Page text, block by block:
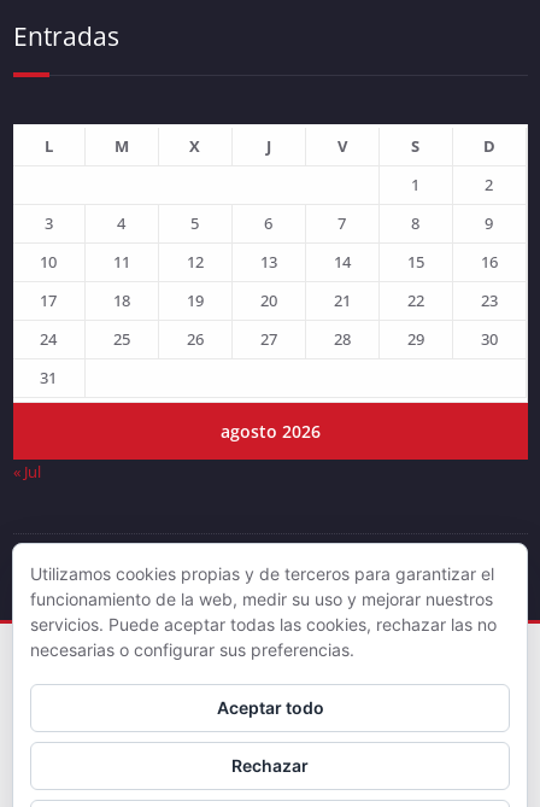
Entradas
agosto 2026
L M X J V S
D
1
2
3
4 5 6 7 8
9
10
11 12 13 14 15
16
17
18 19 20 21 22
23
24
25 26 27 28 29
30
31
« Jul
© DJLV 2019
Utilizamos cookies propias y de terceros para garantizar el
funcionamiento de la web, medir su uso y mejorar nuestros
servicios. Puede aceptar todas las cookies, rechazar las no
necesarias o configurar sus preferencias.
Aceptar todo
Rechazar